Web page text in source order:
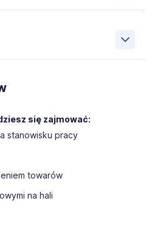
Personalnego Work &
niezależnych
W ciągu wielu lat naszej
przeszło 50 000 pracowników
pracowników dla
małych rodzinnych
jest wpisana pod nr
poszukujemy osób na
się zajmować:
stanowisku pracy
towarów
na hali